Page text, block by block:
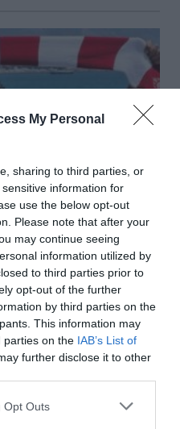
My Personal
sharing to third parties, or
information for
use the below opt-out
Please note that after your
may continue seeing
information utilized by
to third parties prior to
opt-out of the further
by third parties on the
This information may
parties on the IAB’s List of
further disclose it to other
uses one or more Google
Opt Outs
τον γιο του
Ρέτσο
μεταγραφές για τη
Οι «ερυθρόλευκοι»
22χρονου κεντρικού